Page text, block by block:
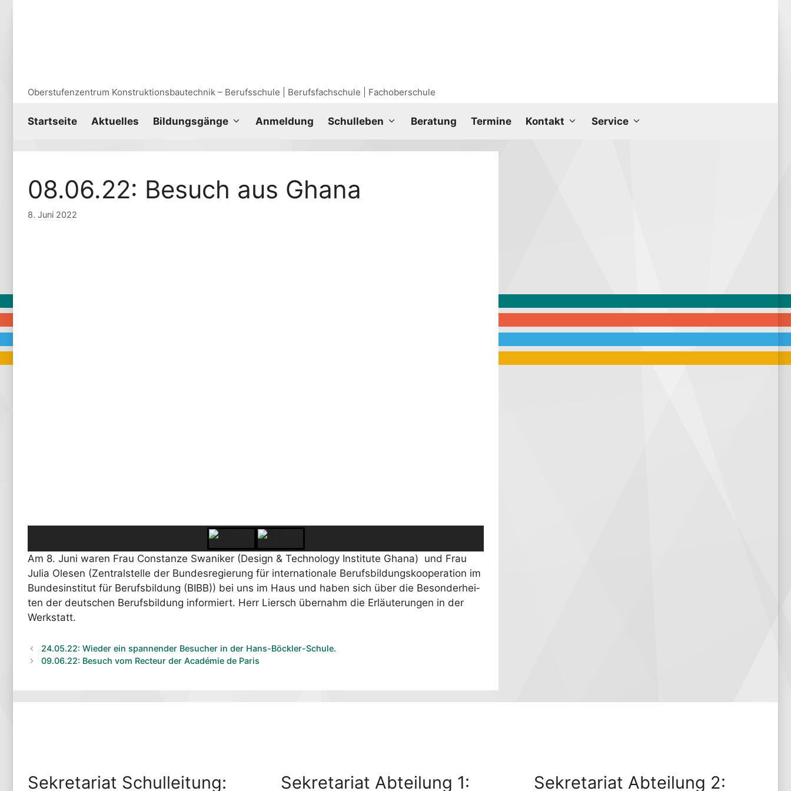
Oberstufenzentrum Konstruktionsbautechnik – Berufsschule | Berufsfachschule | Fachoberschule
Start­sei­te Aktu­el­les Bil­dungs­gän­ge Anmel­dung Schul­le­ben Bera­tung Ter­mi­ne Kon­takt Ser­vice
08.06.22: Besuch aus Ghana
8. Juni 2022
Am 8. Juni waren Frau Con­stan­ze Swa­ni­ker (Design & Tech­no­lo­gy Insti­tu­te Gha­na) und Frau
Julia Ole­sen (Zen­tral­stel­le der Bun­des­re­gie­rung für inter­na­tio­na­le Berufs­bil­dungs­ko­ope­ra­ti­on im
Bun­des­in­sti­tut für Berufs­bil­dung (BIBB)) bei uns im Haus und haben sich über die Beson­der­hei­
ten der deut­schen Berufs­bil­dung infor­miert. Herr Liersch über­nahm die Erläu­te­run­gen in der
Werkstatt.
24.05.22: Wie­der ein span­nen­der Besu­cher in der Hans-Böckler-Schule.
09.06.22: Besuch vom Rec­teur der Aca­dé­mie de Paris
Sekre­ta­ri­at Schulleitung: Sekre­ta­ri­at Abtei­lung 1: Sekre­ta­ri­at Abtei­lung 2: